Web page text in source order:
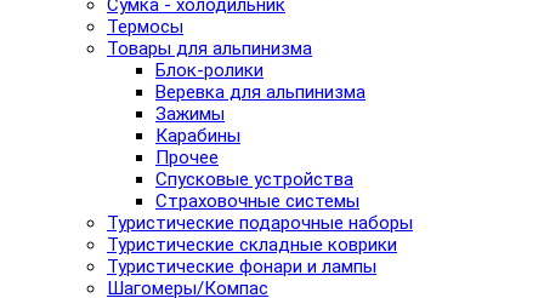
Сумка - холодильник
Термосы
Товары для альпинизма
Блок-ролики
Веревка для альпинизма
Зажимы
Карабины
Прочее
Спусковые устройства
Страховочные системы
Туристические подарочные наборы
Туристические складные коврики
Туристические фонари и лампы
Шагомеры/Компас